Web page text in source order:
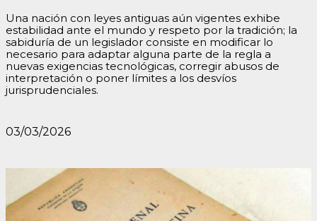
Una nación con leyes antiguas aún vigentes exhibe
estabilidad ante el mundo y respeto por la tradición; la
sabiduría de un legislador consiste en modificar lo
necesario para adaptar alguna parte de la regla a
nuevas exigencias tecnológicas, corregir abusos de
interpretación o poner límites a los desvíos
jurisprudenciales.
03/03/2026